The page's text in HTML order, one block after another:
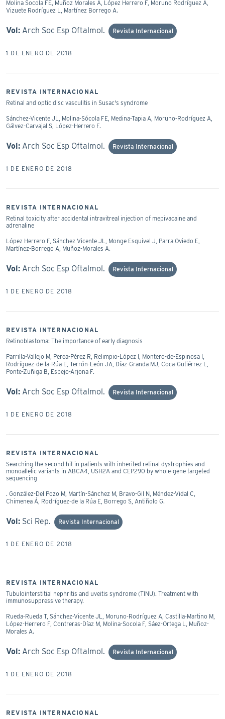
Molina Socola FE, Muñoz Morales A, López Herrero F, Moruno Rodríguez A,
Vizuete Rodríguez L, Martínez Borrego A.
Vol: Arch Soc Esp Oftalmol. Revista Internacional
1 DE ENERO DE 2018
REVISTA INTERNACIONAL
Retinal and optic disc vasculitis in Susac's syndrome
Sánchez-Vicente JL, Molina-Sócola FE, Medina-Tapia A, Moruno-Rodríguez A,
Gálvez-Carvajal S, López-Herrero F.
Vol: Arch Soc Esp Oftalmol. Revista Internacional
1 DE ENERO DE 2018
REVISTA INTERNACIONAL
Retinal toxicity after accidental intravitreal injection of mepivacaine and
adrenaline
López Herrero F, Sánchez Vicente JL, Monge Esquivel J, Parra Oviedo E,
Martínez-Borrego A, Muñoz-Morales A.
Vol: Arch Soc Esp Oftalmol. Revista Internacional
1 DE ENERO DE 2018
REVISTA INTERNACIONAL
Retinoblastoma: The importance of early diagnosis
Parrilla-Vallejo M, Perea-Pérez R, Relimpio-López I, Montero-de-Espinosa I,
Rodríguez-de-la-Rúa E, Terrón-León JA, Díaz-Granda MJ, Coca-Gutiérrez L,
Ponte-Zuñiga B, Espejo-Arjona F.
Vol: Arch Soc Esp Oftalmol. Revista Internacional
1 DE ENERO DE 2018
REVISTA INTERNACIONAL
Searching the second hit in patients with inherited retinal dystrophies and
monoallelic variants in ABCA4, USH2A and CEP290 by whole-gene targeted
sequencing
. González-Del Pozo M, Martín-Sánchez M, Bravo-Gil N, Méndez-Vidal C,
Chimenea Á, Rodríguez-de la Rúa E, Borrego S, Antiñolo G.
Vol: Sci Rep. Revista Internacional
1 DE ENERO DE 2018
REVISTA INTERNACIONAL
Tubulointerstitial nephritis and uveitis syndrome (TINU). Treatment with
immunosuppressive therapy.
Rueda-Rueda T, Sánchez-Vicente JL, Moruno-Rodríguez A, Castilla-Martino M,
López-Herrero F, Contreras-Díaz M, Molina-Socola F, Sáez-Ortega L, Muñoz-
Morales A.
Vol: Arch Soc Esp Oftalmol. Revista Internacional
1 DE ENERO DE 2018
REVISTA INTERNACIONAL